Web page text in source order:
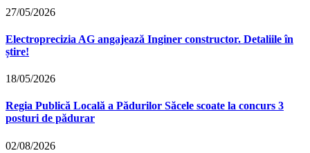
27/05/2026
Electroprecizia AG angajează Inginer constructor. Detaliile în
știre!
18/05/2026
Regia Publică Locală a Pădurilor Săcele scoate la concurs 3
posturi de pădurar
02/08/2026